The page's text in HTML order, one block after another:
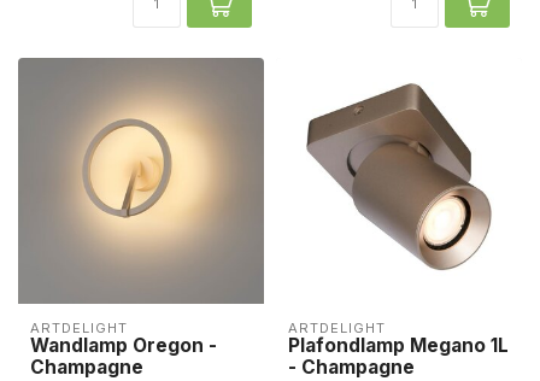
ARTDELIGHT
Wandlamp Oregon -
Champagne
ARTDELIGHT
Plafondlamp Megano 1L
- Champagne